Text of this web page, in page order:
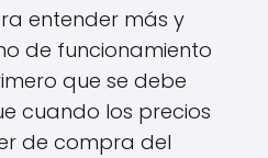
entender más y
de funcionamiento
que se debe
cuando los precios
de compra del